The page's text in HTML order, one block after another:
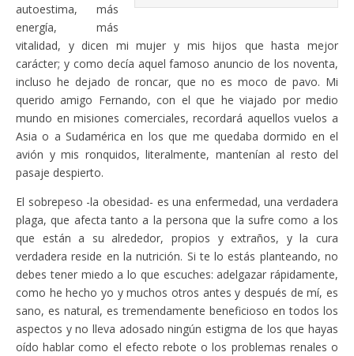
autoestima, más
energía, más
vitalidad, y dicen mi mujer y mis hijos que hasta mejor
carácter; y como decía aquel famoso anuncio de los noventa,
incluso he dejado de roncar, que no es moco de pavo. Mi
querido amigo Fernando, con el que he viajado por medio
mundo en misiones comerciales, recordará aquellos vuelos a
Asia o a Sudamérica en los que me quedaba dormido en el
avión y mis ronquidos, literalmente, mantenían al resto del
pasaje despierto.
El sobrepeso -la obesidad- es una enfermedad, una verdadera
plaga, que afecta tanto a la persona que la sufre como a los
que están a su alrededor, propios y extraños, y la cura
verdadera reside en la nutrición. Si te lo estás planteando, no
debes tener miedo a lo que escuches: adelgazar rápidamente,
como he hecho yo y muchos otros antes y después de mí, es
sano, es natural, es tremendamente beneficioso en todos los
aspectos y no lleva adosado ningún estigma de los que hayas
oído hablar como el efecto rebote o los problemas renales o